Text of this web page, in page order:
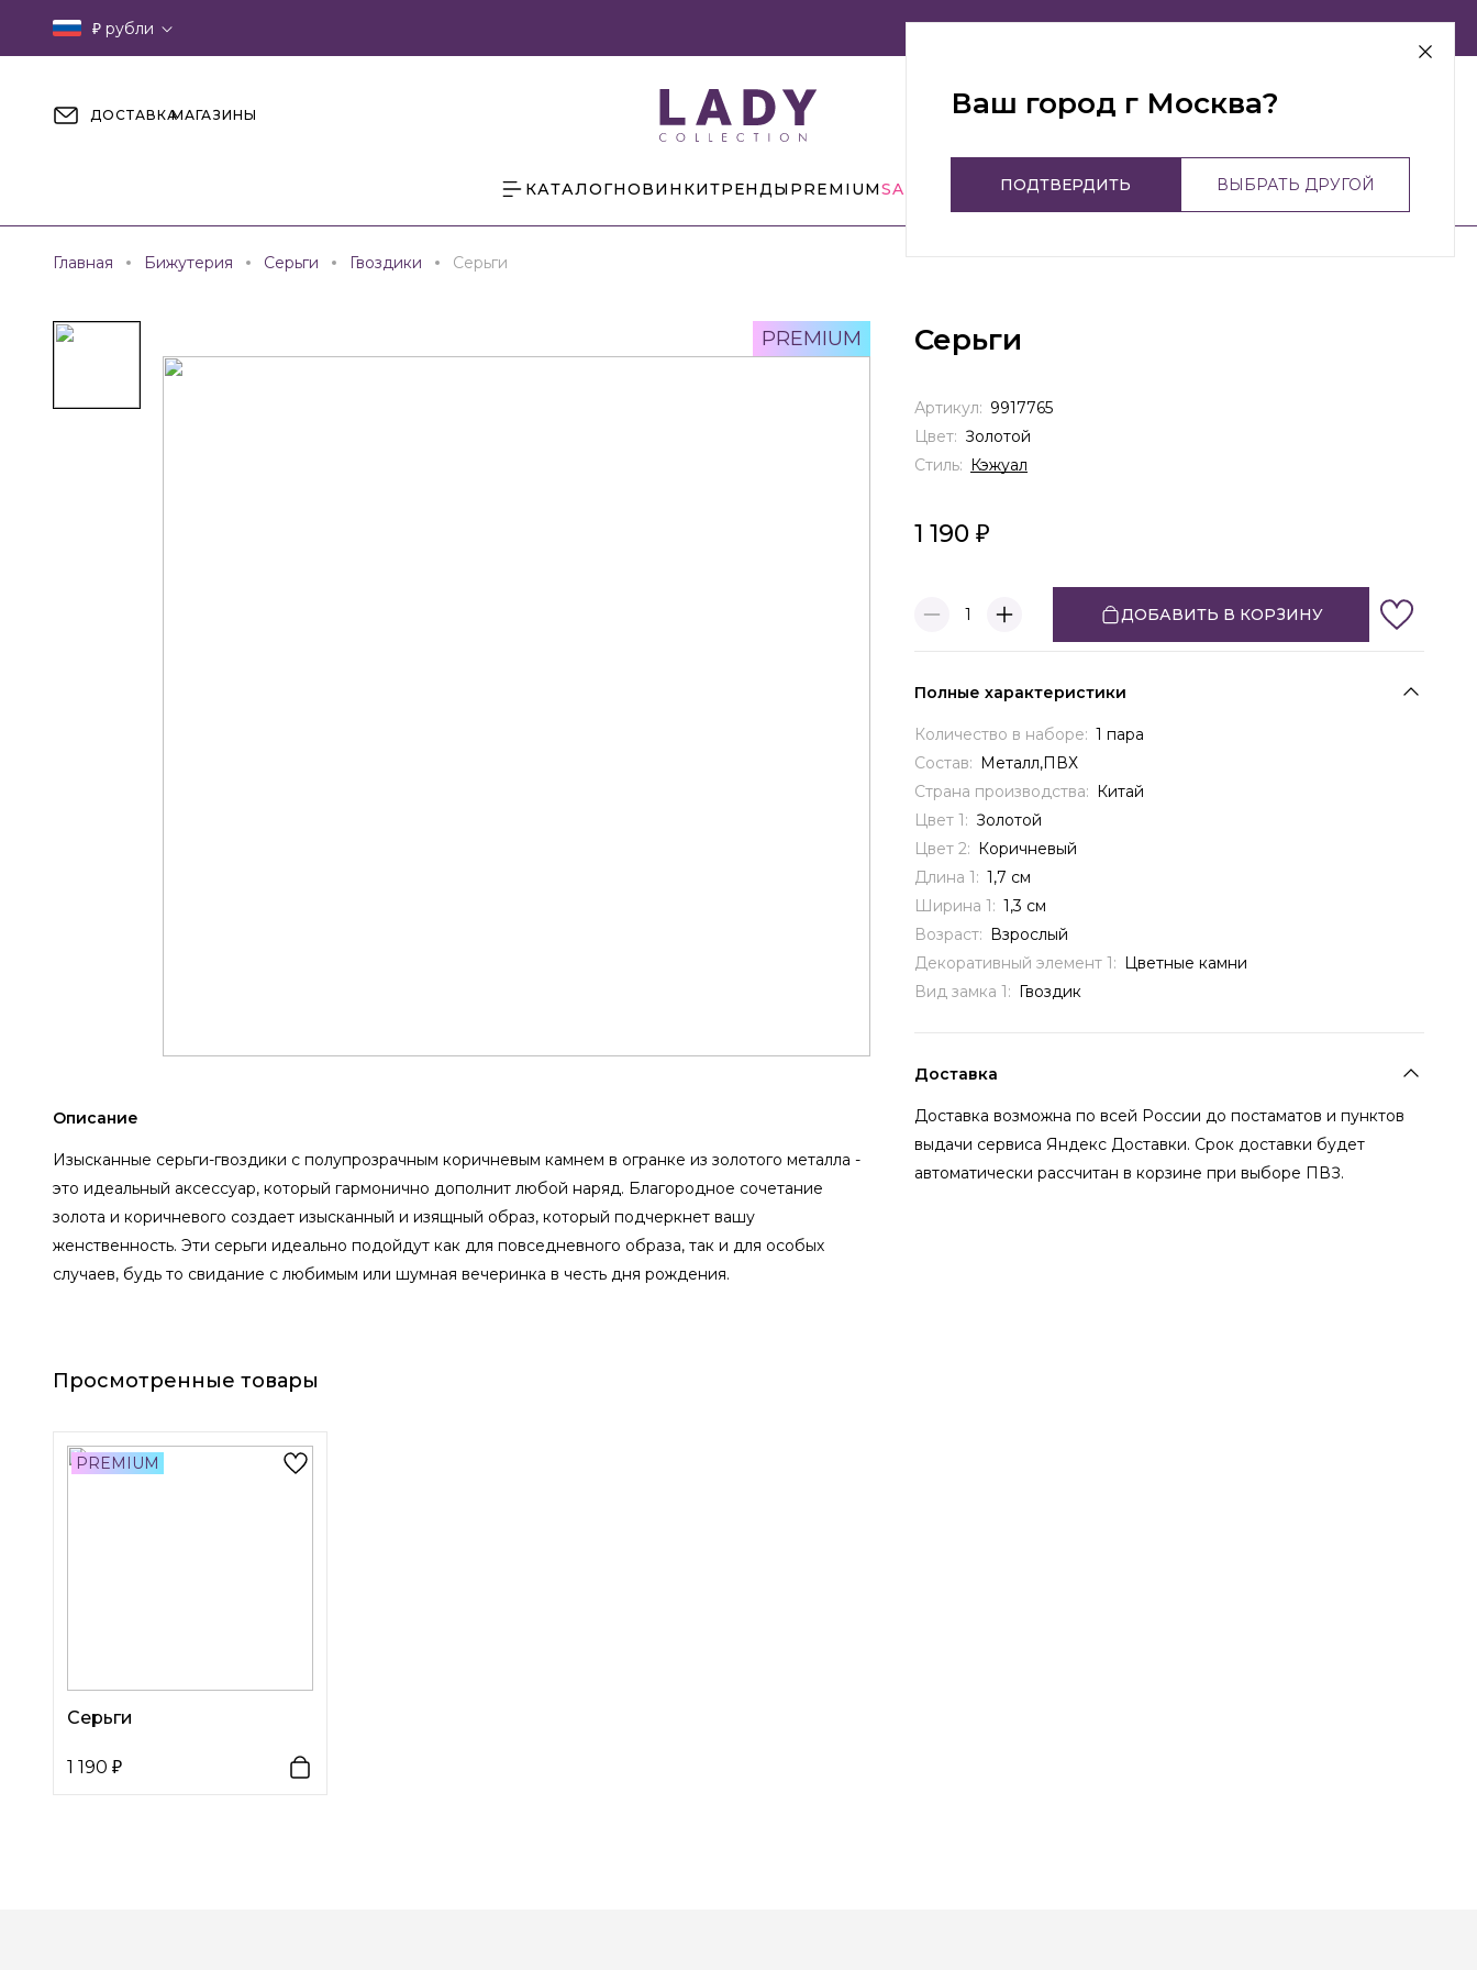
₽ рубли г Москва
ДОСТАВКАМАГАЗИНЫ
КАТАЛОГНОВИНКИТРЕНДЫ PREMIUMSALE
Главная Бижутерия Серьги Гвоздики Серьги
PREMIUM
Описание
Изысканные серьги-гвоздики с полупрозрачным коричневым камнем в огранке из золотого металла -
это идеальный аксессуар, который гармонично дополнит любой наряд. Благородное сочетание
золота и коричневого создает изысканный и изящный образ, который подчеркнет вашу
женственность. Эти серьги идеально подойдут как для повседневного образа, так и для особых
случаев, будь то свидание с любимым или шумная вечеринка в честь дня рождения.
Серьги
1 190
1 ДОБАВИТЬ В КОРЗИНУ
Артикул: 9917765
Цвет: Золотой
Стиль: Кэжуал
Полные характеристики
Количество в наборе: 1 пара
Состав: Металл,ПВХ
Страна производства: Китай
Цвет 1: Золотой
Цвет 2: Коричневый
Длина 1: 1,7 см
Ширина 1: 1,3 см
Возраст: Взрослый
Декоративный элемент 1: Цветные камни
Вид замка 1: Гвоздик
Доставка
Доставка возможна по всей России до постаматов и пунктов
выдачи сервиса Яндекс Доставки. Срок доставки будет
автоматически рассчитан в корзине при выборе ПВЗ.
Просмотренные товары
PREMIUM
Серьги
1 190
Ваш город г Москва?
ПОДТВЕРДИТЬ ВЫБРАТЬ ДРУГОЙ